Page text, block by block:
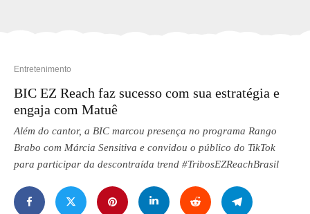
Entretenimento
BIC EZ Reach faz sucesso com sua estratégia e
engaja com Matuê
Além do cantor, a BIC marcou presença no programa Rango
Brabo com Márcia Sensitiva e convidou o público do TikTok
para participar da descontraída trend #TribosEZReachBrasil